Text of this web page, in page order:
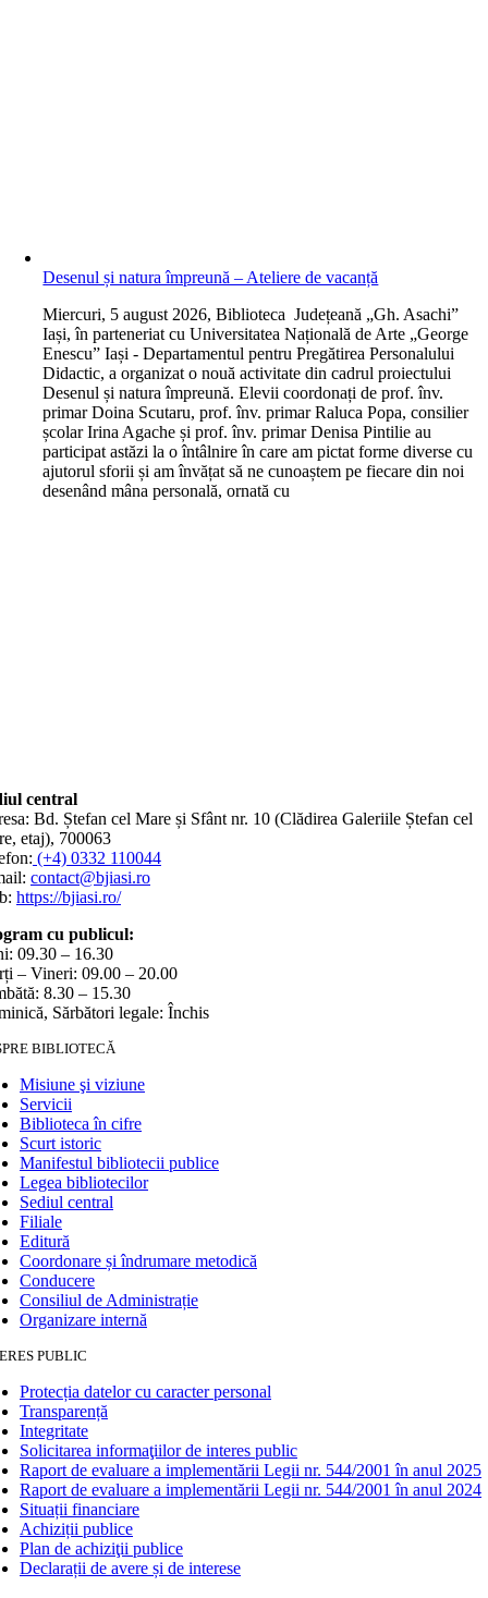
Desenul și natura împreună – Ateliere de vacanță
Miercuri, 5 august 2026, Biblioteca Județeană „Gh. Asachi”
Iași, în parteneriat cu Universitatea Națională de Arte „George
Enescu” Iași - Departamentul pentru Pregătirea Personalului
Didactic, a organizat o nouă activitate din cadrul proiectului
Desenul și natura împreună. Elevii coordonați de prof. înv.
primar Doina Scutaru, prof. înv. primar Raluca Popa, consilier
școlar Irina Agache și prof. înv. primar Denisa Pintilie au
participat astăzi la o întâlnire în care am pictat forme diverse cu
ajutorul sforii și am învățat să ne cunoaștem pe fiecare din noi
desenând mâna personală, ornată cu
central
Bd. Ștefan cel Mare și Sfânt nr. 10 (Clădirea Galeriile Ștefan cel
etaj), 700063
(+4) 0332 110044
contact@bjiasi.ro
https://bjiasi.ro/
cu publicul:
09.30 – 16.30
– Vineri: 09.00 – 20.00
8.30 – 15.30
Sărbători legale: Închis
BIBLIOTECĂ
Misiune şi viziune
Servicii
Biblioteca în cifre
Scurt istoric
Manifestul bibliotecii publice
Legea bibliotecilor
Sediul central
Filiale
Editură
Coordonare și îndrumare metodică
Conducere
Consiliul de Administrație
Organizare internă
PUBLIC
Protecția datelor cu caracter personal
Transparență
Integritate
Solicitarea informaţiilor de interes public
Raport de evaluare a implementării Legii nr. 544/2001 în anul 2025
Raport de evaluare a implementării Legii nr. 544/2001 în anul 2024
Situații financiare
Achiziții publice
Plan de achiziţii publice
Declarații de avere și de interese